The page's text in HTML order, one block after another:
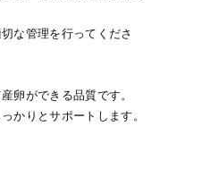
な管理を行ってくださ
卵ができる品質です。
かりとサポートします。